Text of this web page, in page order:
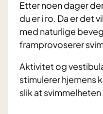
Etter noen dager
du er i ro. Da er det
med naturlige
framprovoserer
Aktivitet og
stimulerer hjernens
slik at